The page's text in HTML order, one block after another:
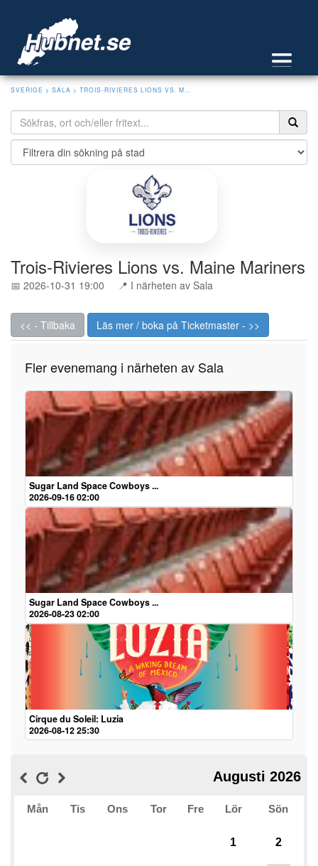
SVERIGE > SALA > TROIS-RIVIERES LIONS VS. M...
Trois-Rivieres Lions vs. Maine Mariners
📅 2026-10-31 19:00 📍 I närheten av Sala
<< - Tillbaka Läs mer / boka på Ticketmaster - >>
Fler evenemang i närheten av Sala
Sugar Land Space Cowboys ...
2026-09-16 02:00
Sugar Land Space Cowboys ...
2026-08-23 02:00
Cirque du Soleil: Luzia
2026-08-12 25:30
Augusti 2026
Mån Tis Ons Tor Fre Lör Sön
1 2